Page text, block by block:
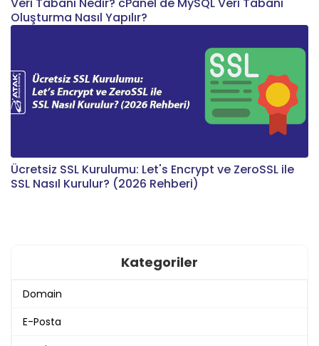
Veri Tabanı Nedir? cPanel'de MySQL Veri Tabanı
Oluşturma Nasıl Yapılır?
Ücretsiz SSL Kurulumu: Let's Encrypt ve ZeroSSL ile
SSL Nasıl Kurulur? (2026 Rehberi)
Kategoriler
Domain
E-Posta